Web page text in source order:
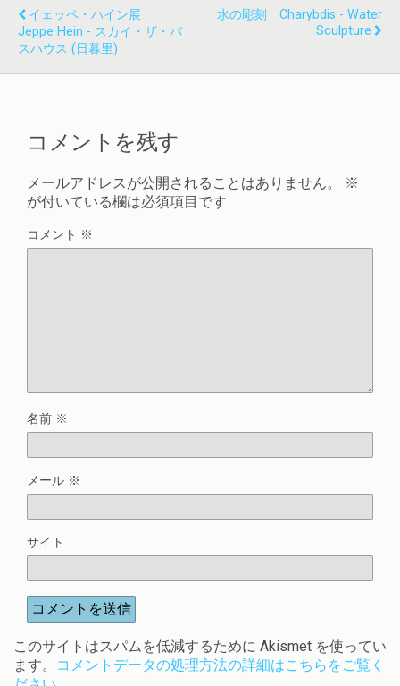
イェッペ・ハイン展
Jeppe Hein - スカイ・ザ・バ
スハウス (日暮里)
水の彫刻 Charybdis - Water
Sculpture
コメントを残す
メールアドレスが公開されることはありません。
※
が付いている欄は必須項目です
コメント ※
名前 ※
メール ※
サイト
このサイトはスパムを低減するために Akismet を使ってい
ます。
コメントデータの処理方法の詳細はこちらをご覧く